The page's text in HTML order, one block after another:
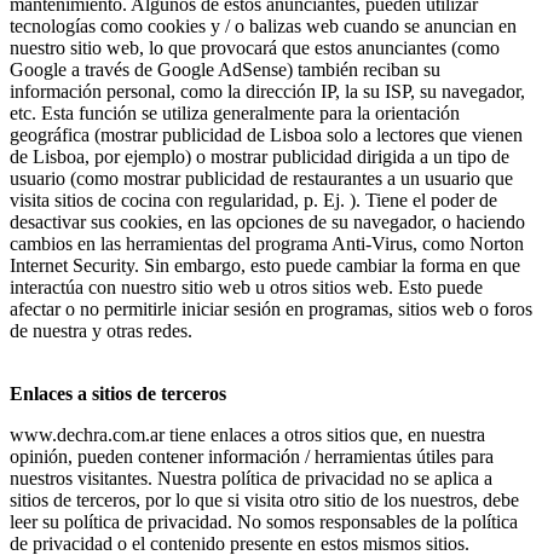
mantenimiento. Algunos de estos anunciantes, pueden utilizar
tecnologías como cookies y / o balizas web cuando se anuncian en
nuestro sitio web, lo que provocará que estos anunciantes (como
Google a través de Google AdSense) también reciban su
información personal, como la dirección IP, la su ISP, su navegador,
etc. Esta función se utiliza generalmente para la orientación
geográfica (mostrar publicidad de Lisboa solo a lectores que vienen
de Lisboa, por ejemplo) o mostrar publicidad dirigida a un tipo de
usuario (como mostrar publicidad de restaurantes a un usuario que
visita sitios de cocina con regularidad, p. Ej. ). Tiene el poder de
desactivar sus cookies, en las opciones de su navegador, o haciendo
cambios en las herramientas del programa Anti-Virus, como Norton
Internet Security. Sin embargo, esto puede cambiar la forma en que
interactúa con nuestro sitio web u otros sitios web. Esto puede
afectar o no permitirle iniciar sesión en programas, sitios web o foros
de nuestra y otras redes.
Enlaces a sitios de terceros
www.dechra.com.ar tiene enlaces a otros sitios que, en nuestra
opinión, pueden contener información / herramientas útiles para
nuestros visitantes. Nuestra política de privacidad no se aplica a
sitios de terceros, por lo que si visita otro sitio de los nuestros, debe
leer su política de privacidad. No somos responsables de la política
de privacidad o el contenido presente en estos mismos sitios.